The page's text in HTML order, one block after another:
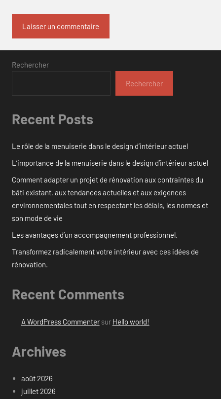
Rechercher
Rechercher
Recent Posts
Le rôle de la menuiserie dans le design d’intérieur actuel
L’importance de la menuiserie dans le design d’intérieur actuel
Comment adapter un projet de rénovation aux contraintes du
bâti existant, aux tendances actuelles et aux exigences
environnementales tout en respectant les délais, les normes et
son mode de vie
Les avantages d’un accompagnement professionnel.
Transformez radicalement votre intérieur avec ces idées de
rénovation.
Recent Comments
A WordPress Commentersur Hello world!
Archives
août 2026
juillet 2026